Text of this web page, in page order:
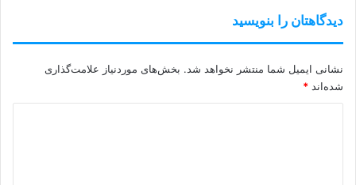
دیدگاهتان را بنویسید
نشانی ایمیل شما منتشر نخواهد شد. بخش‌های موردنیاز علامت‌گذاری
شده‌اند *